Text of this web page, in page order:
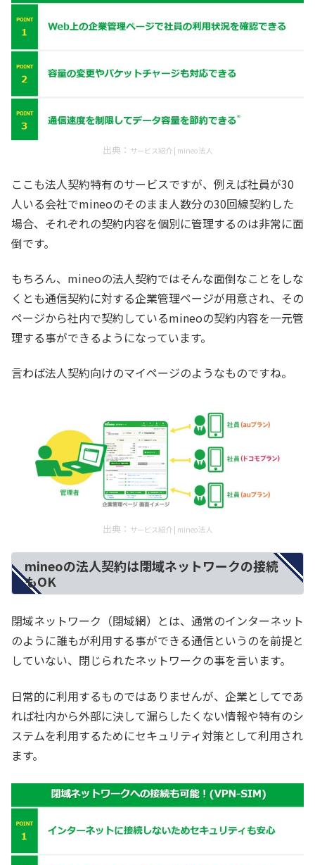
出典： サービス紹介 | mineo法人
ここも法人契約特有のサービスですが、例えば社員が30
人いる会社でmineoのそのまま人数分の30回線契約した
場合、それぞれの契約内容を個別に管理するのは非常に面
倒です。
もちろん、mineoの法人契約ではそんな面倒なことをしな
くとも通信契約に対する企業管理ページが用意され、その
ページから社内で契約しているmineoの契約内容を一元管
理する事ができるようになっています。
言わば法人契約向けのマイページのようなものですね。
出典： サービス紹介 | mineo法人
mineoの法人契約は閉域ネットワークの接続
もOK
閉域ネットワーク（閉域網）とは、通常のインターネット
のように誰もが利用する事ができる通信というのを前提と
していない、閉じられたネットワークの事を言います。
日常的に利用するものではありませんが、企業としてであ
れば社内から外部に決して漏らしたくない情報や特有のシ
ステムを利用するためにセキュリティ対策として利用され
ます。